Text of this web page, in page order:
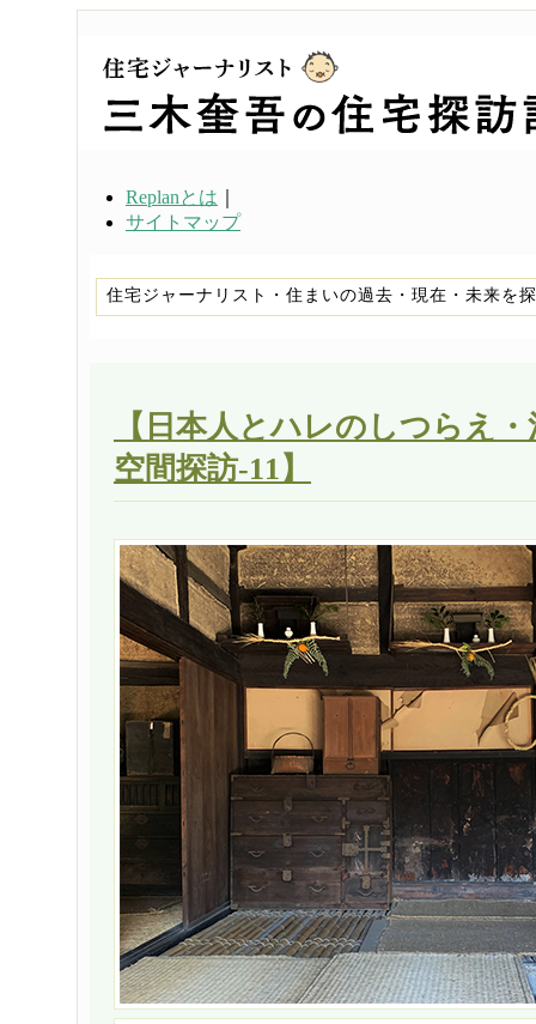
Replanとは
サイトマップ
住宅ジャーナリスト・住まいの過去・現在・未来を
【日本人とハレのしつらえ
空間探訪-11】